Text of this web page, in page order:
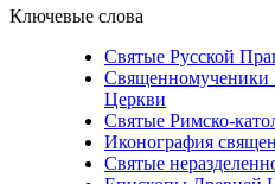
Ключевые слова
Святые Русской
Священномученики
Церкви
Святые Римско-
Иконография
Святые